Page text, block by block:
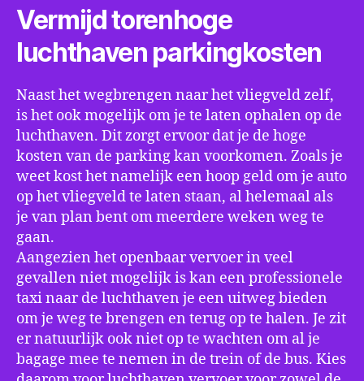
Vermijd torenhoge
luchthaven parkingkosten
Naast het wegbrengen naar het vliegveld zelf,
is het ook mogelijk om je te laten ophalen op de
luchthaven. Dit zorgt ervoor dat je de hoge
kosten van de parking kan voorkomen. Zoals je
weet kost het namelijk een hoop geld om je auto
op het vliegveld te laten staan, al helemaal als
je van plan bent om meerdere weken weg te
gaan.
Aangezien het openbaar vervoer in veel
gevallen niet mogelijk is kan een professionele
taxi naar de luchthaven je een uitweg bieden
om je weg te brengen en terug op te halen. Je zit
er natuurlijk ook niet op te wachten om al je
bagage mee te nemen in de trein of de bus. Kies